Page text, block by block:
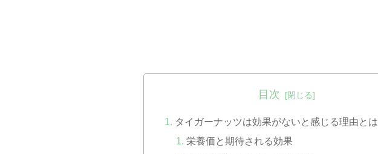
目次
タイガーナッツは効果がないと感じる理由とは
栄養価と期待される効果